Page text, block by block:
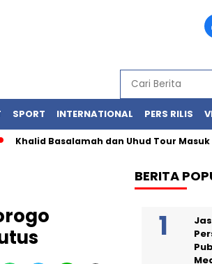
SPORT INTERNATIONAL PERS RILIS
Basalamah dan Uhud Tour Masuk Radar
BERITA